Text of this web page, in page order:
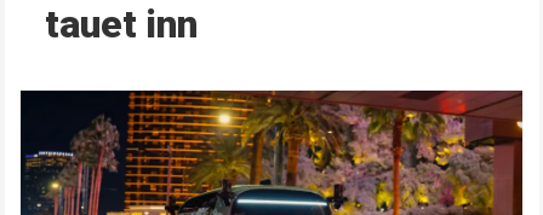
tauet inn